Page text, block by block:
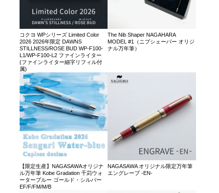
コクヨ WPシリーズ Limited Color
2026 2026年限定 DAWNS
STILLNESS/ROSE BUD WP-F100-
L1/WP-F100-L2 ファインライター
(ファインライター細字リフィル付
属)
The Nib Shaper NAGAHARA
MODEL #1（ニブシェーパー オリジ
ナル万年筆）
【限定生産】NAGASAWAオリジナ
ル万年筆 Kobe Gradation 千苅ウォ
ーターブルー ゴールド・シルバー
EF/F/FM/M/B
NAGASAWA オリジナル限定万年筆
エングレーブ -EN-